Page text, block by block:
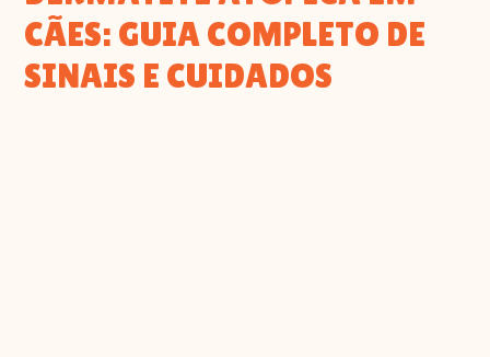
CÃES: GUIA COMPLETO DE
SINAIS E CUIDADOS